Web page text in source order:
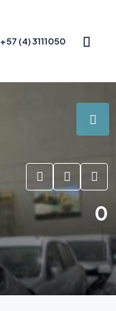
+57 (4) 3111050
0